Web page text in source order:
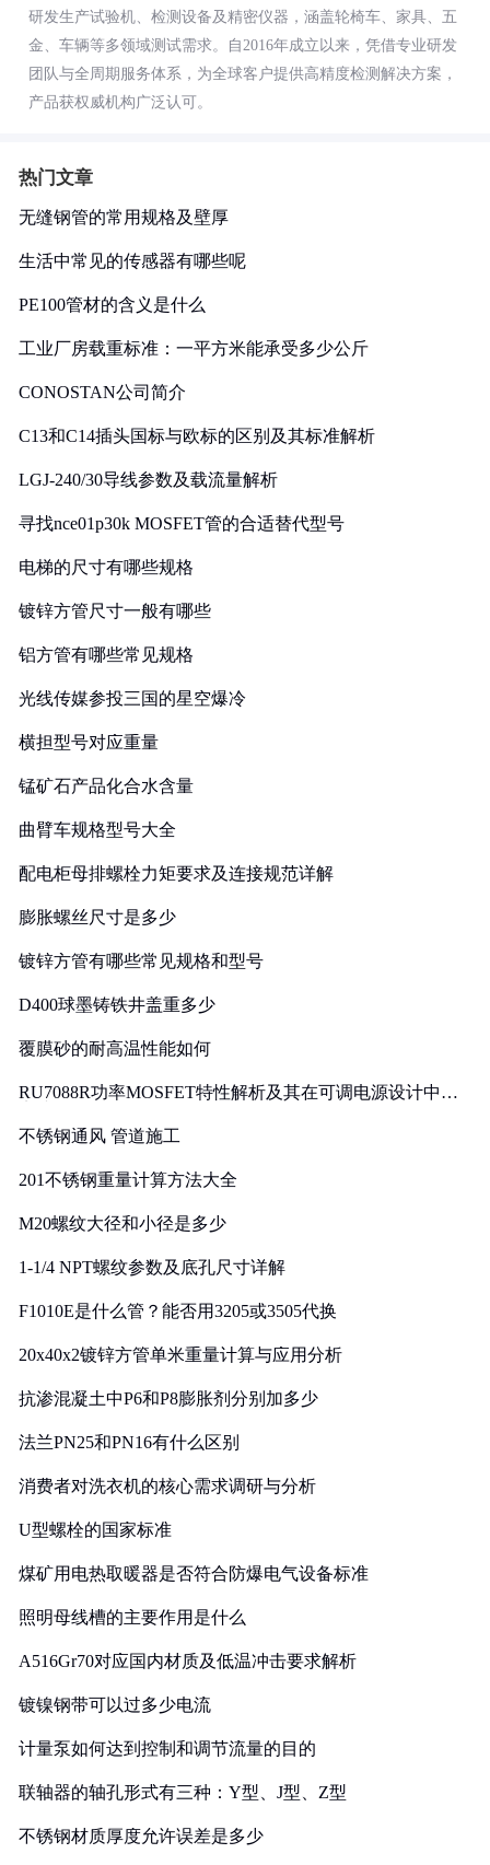
研发生产试验机、检测设备及精密仪器，涵盖轮椅车、家具、五
金、车辆等多领域测试需求。自2016年成立以来，凭借专业研发
团队与全周期服务体系，为全球客户提供高精度检测解决方案，
产品获权威机构广泛认可。
热门文章
无缝钢管的常用规格及壁厚
生活中常见的传感器有哪些呢
PE100管材的含义是什么
工业厂房载重标准：一平方米能承受多少公斤
CONOSTAN公司简介
C13和C14插头国标与欧标的区别及其标准解析
LGJ-240/30导线参数及载流量解析
寻找nce01p30k MOSFET管的合适替代型号
电梯的尺寸有哪些规格
镀锌方管尺寸一般有哪些
铝方管有哪些常见规格
光线传媒参投三国的星空爆冷
横担型号对应重量
锰矿石产品化合水含量
曲臂车规格型号大全
配电柜母排螺栓力矩要求及连接规范详解
膨胀螺丝尺寸是多少
镀锌方管有哪些常见规格和型号
D400球墨铸铁井盖重多少
覆膜砂的耐高温性能如何
RU7088R功率MOSFET特性解析及其在可调电源设计中的
不锈钢通风 管道施工
201不锈钢重量计算方法大全
M20螺纹大径和小径是多少
1-1/4 NPT螺纹参数及底孔尺寸详解
F1010E是什么管？能否用3205或3505代换
20x40x2镀锌方管单米重量计算与应用分析
抗渗混凝土中P6和P8膨胀剂分别加多少
法兰PN25和PN16有什么区别
消费者对洗衣机的核心需求调研与分析
U型螺栓的国家标准
煤矿用电热取暖器是否符合防爆电气设备标准
照明母线槽的主要作用是什么
A516Gr70对应国内材质及低温冲击要求解析
镀镍钢带可以过多少电流
计量泵如何达到控制和调节流量的目的
联轴器的轴孔形式有三种：Y型、J型、Z型
不锈钢材质厚度允许误差是多少